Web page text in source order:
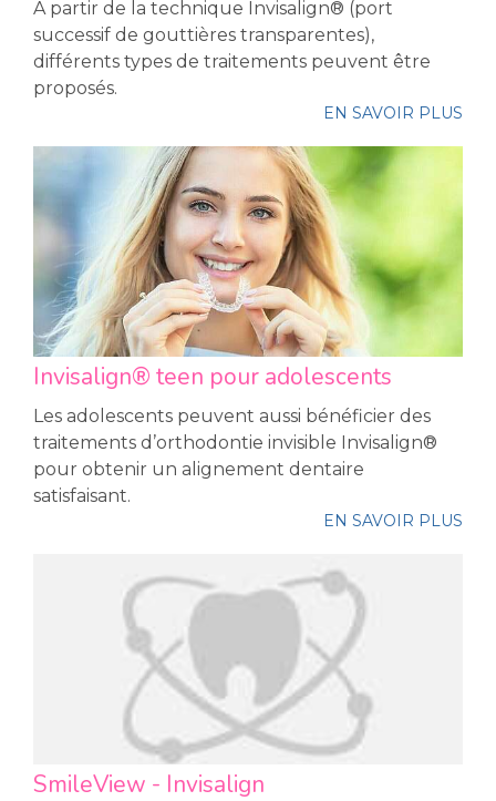
À partir de la technique Invisalign® (port
successif de gouttières transparentes),
différents types de traitements peuvent être
proposés.
EN SAVOIR PLUS
Invisalign® teen pour adolescents
Les adolescents peuvent aussi bénéficier des
traitements d’orthodontie invisible Invisalign®
pour obtenir un alignement dentaire
satisfaisant.
EN SAVOIR PLUS
SmileView - Invisalign